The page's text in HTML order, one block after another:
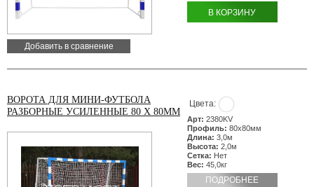
Добавить в сравнение
В КОРЗИНУ
ВОРОТА ДЛЯ МИНИ-ФУТБОЛА
РАЗБОРНЫЕ УСИЛЕННЫЕ 80 Х 80ММ
Цвета:
Арт: 2380KV
Профиль: 80х80мм
Длина: 3,0м
Высота: 2,0м
Сетка: Нет
Вес: 45,0кг
ПОДРОБНЕЕ